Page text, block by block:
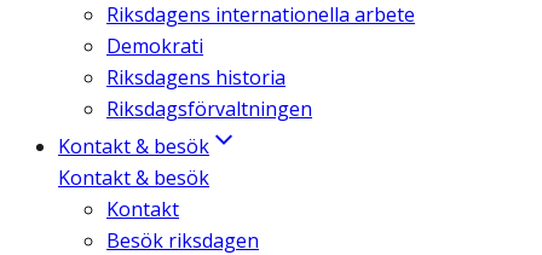
Riksdagens internationella arbete
Demokrati
Riksdagens historia
Riksdagsförvaltningen
Kontakt & besök
Kontakt & besök
Kontakt
Besök riksdagen